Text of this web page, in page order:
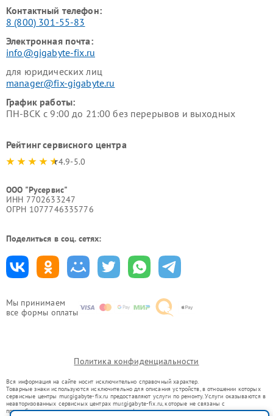
Мы принимаем
все формы оплаты
Контактный телефон:
8 (800) 301-55-83
Электронная почта:
info@gigabyte-fix.ru
для юридических лиц
manager@fix-gigabyte.ru
График работы:
ПН-ВСК с 9:00 до 21:00 без перерывов и выходных
Рейтинг сервисного центра
4.9-5.0
ООО "Русервис"
ИНН 7702633247
ОГРН 1077746335776
Поделиться в соц. сетях:
Политика конфиденциальности
Вся информация на сайте носит исключительно справочный характер.
Товарные знаки используются исключительно для описания устройств, в отношении которых
сервисные центры mur.gigabyte-fix.ru предоставляют услуги по ремонту. Услуги оказываются в
неавторизованных сервисных центрах mur.gigabyte-fix.ru, которые не связаны с
правообладателями товарных знаков или их официальными представителями.